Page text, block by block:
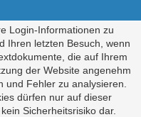
Login-Informationen zu
Ihren letzten Besuch, wenn
die auf Ihrem
der Website angenehm
und Fehler zu analysieren.
dürfen nur auf dieser
Sicherheitsrisiko dar.